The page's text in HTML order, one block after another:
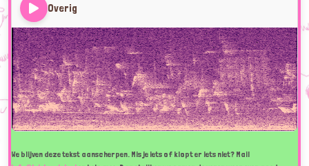
Overig
We blijven deze tekst aanscherpen. Mis je iets of klopt er iets niet? Mail